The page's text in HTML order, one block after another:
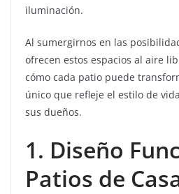
iluminación.
Al sumergirnos en las
ofrecen estos espacios al aire
cómo cada patio puede
único que refleje el estilo de
sus dueños.
1. Diseño
Patios de